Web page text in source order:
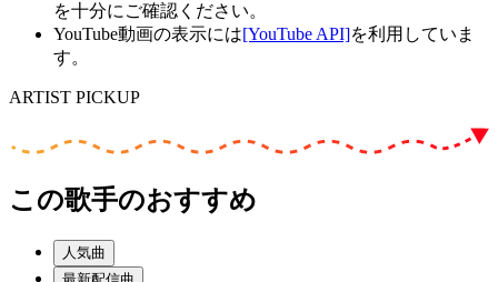
を十分にご確認ください。
YouTube動画の表示には[YouTube API]を利用していま
す。
ARTIST PICKUP
この歌手のおすすめ
人気曲